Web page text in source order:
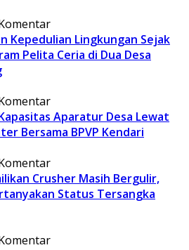
Kepedulian Lingkungan Sejak
Pelita Ceria di Dua Desa
Aparatur Desa Lewat
Bersama BPVP Kendari
Crusher Masih Bergulir,
Status Tersangka